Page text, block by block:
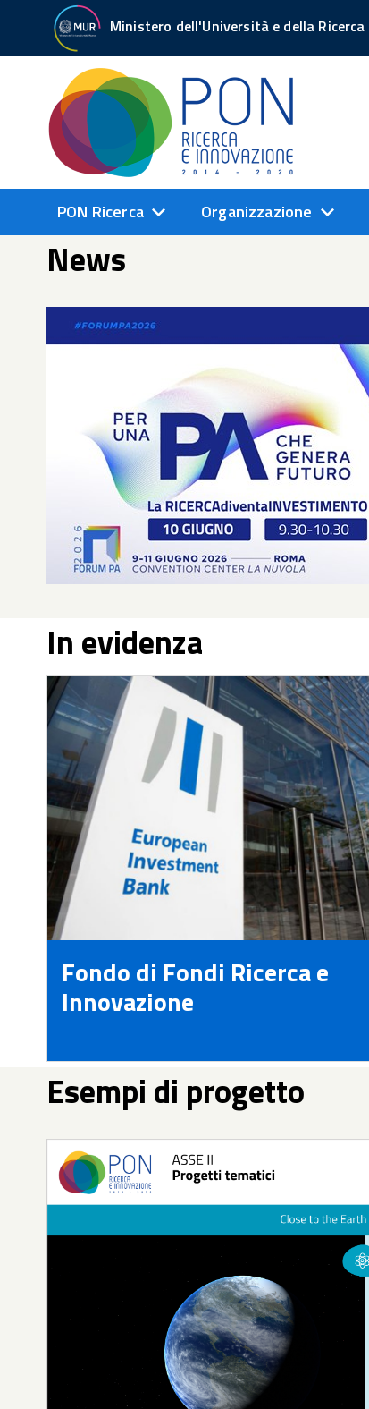
Ministero dell'Università e della Ricerca
PON Ricerca Organizzazione
News
In evidenza
Fondo di Fondi Ricerca e
Innovazione
Esempi di progetto